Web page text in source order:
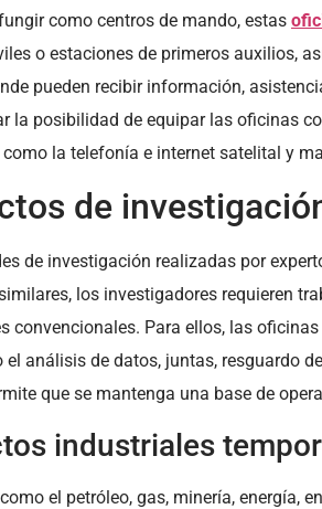
como centros de mando, estas
o estaciones de primeros auxilios,
pueden recibir información,
la posibilidad de equipar las oficinas
la telefonía e internet satelital y
de
de investigación realizadas por
los investigadores requieren
convencionales. Para ellos, las
el análisis de datos, juntas, resguardo
que se mantenga una base de
industriales
el petróleo, gas, minería, energía,